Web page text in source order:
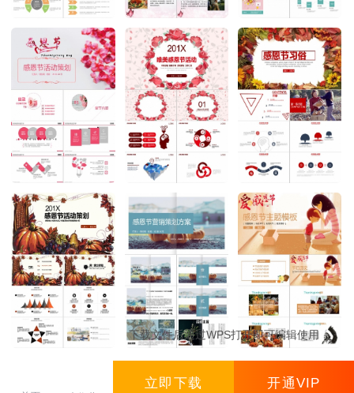
立即下载 开通VIP
下载文件后通过WPS打开即可编辑使用